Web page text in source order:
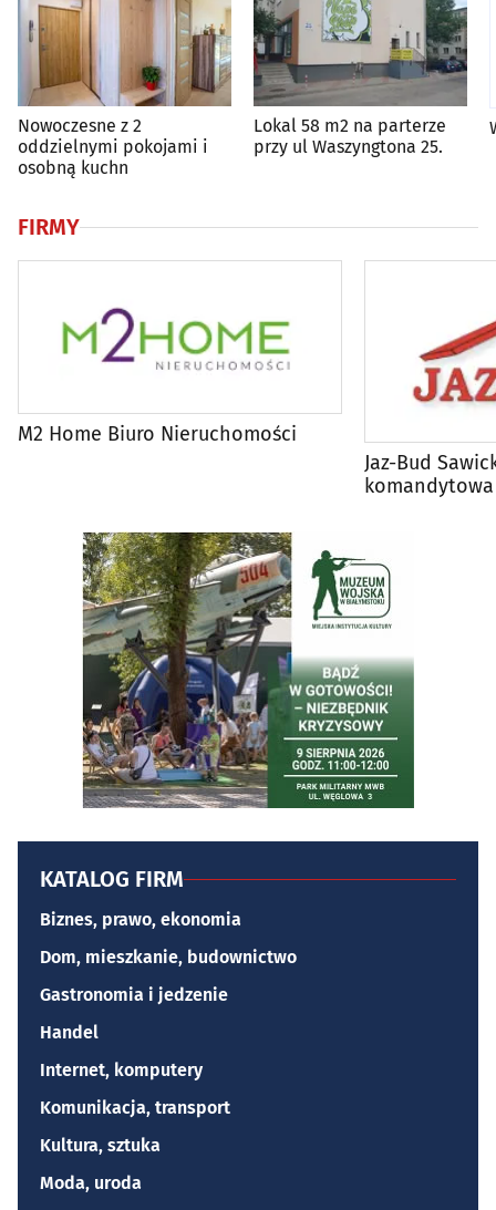
Nowoczesne z 2
oddzielnymi pokojami i
osobną kuchn
Lokal 58 m2 na parterze
przy ul Waszyngtona 25.
FIRMY
M2 Home Biuro Nieruchomości
Jaz-Bud
komandytowa
KATALOG FIRM
Biznes, prawo, ekonomia
Dom, mieszkanie, budownictwo
Gastronomia i jedzenie
Handel
Internet, komputery
Komunikacja, transport
Kultura, sztuka
Moda, uroda